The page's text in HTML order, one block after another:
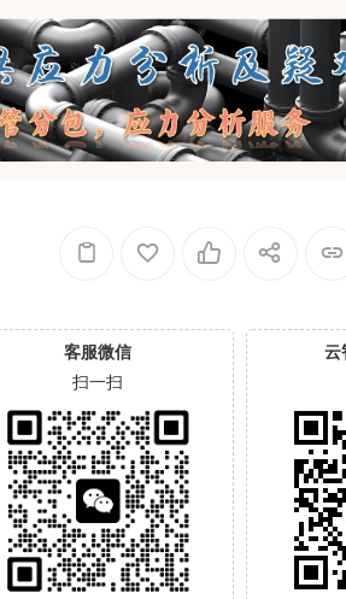
客服微信
扫一扫
云